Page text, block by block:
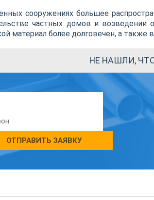
сооружениях большее
частных домов и возведении
материал более долговечен, а
НЕ НАШЛИ,
ОТПРАВИТЬ ЗАЯВКУ